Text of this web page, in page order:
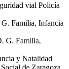
vial Policía
Familia, Infancia
G. Familia,
y Natalidad
de Zaragoza